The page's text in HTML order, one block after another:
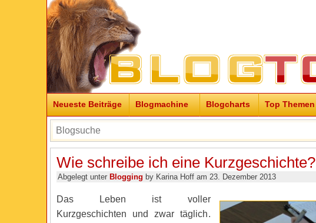
Neueste Beiträge Blogmachine Blogcharts Top Themen
Wie schreibe ich eine Kurzgeschichte?
Abgelegt unter Blogging by Karina Hoff am 23. Dezember 2013
Das Leben ist voller
Kurzgeschichten und zwar täglich.